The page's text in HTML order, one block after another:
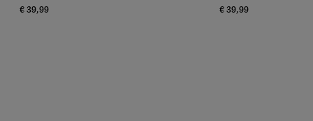
€ 39,99 € 39,99